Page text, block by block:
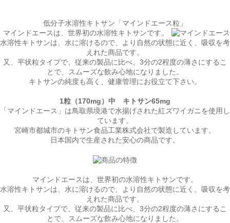
低分子水溶性キトサン「マインドエース粒」
マインドエースは、世界初の水溶性キトサンです。
水溶性キトサンは、 水に溶けるので、より自然の状態に近く、 吸収を考
えれた商品です。
又、平状粒タイプで、従来の製品に比べ、3分の2程度の薄さにするこ
とで、スムーズな飲み心地になりました。
キトサンの純度も高く、健康管理にお役立て下さい。
1粒（170mg）中 キトサン65mg
「マインドエース」は鳥取県境港で水揚げされた紅ズワイガニを使用し
ています。
宮崎市都城市のキトサン食品工業株式会社で製造 しています。
日本国内で生産された安心の商品です。
マインドエースは、世界初の水溶性キトサンです。
水溶性キトサンは、 水に溶けるので、より自然の状態に近く、 吸収を考
えれた商品です。
又、平状粒タイプで、従来の製品に比べ、3分の2程度の薄さにするこ
とで、スムーズな飲み心地になりました。